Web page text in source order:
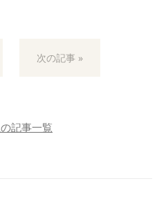
次の記事 »
記事一覧